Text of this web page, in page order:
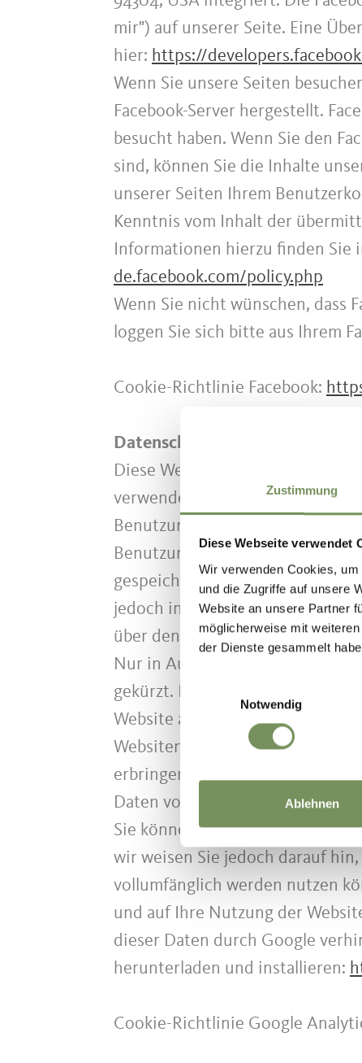
Zustimmung
Diese Webseite verwendet
Wir verwenden Cookies,
und die Zugriffe auf unsere
Website an unsere Partner
möglicherweise mit
der Dienste gesammelt
Einwilligungsauswahl
Notwendig
Ablehnen
mir") auf unserer Seite. Eine
hier: https://
Wenn Sie unsere Seiten
Facebook-Server hergestellt.
besucht haben. Wenn Sie den
sind, können Sie die Inhalte
unserer Seiten Ihrem
Kenntnis vom Inhalt der
Informationen hierzu finden Sie
de.facebook.com/policy.php
Wenn Sie nicht wünschen, dass
loggen Sie sich bitte aus Ihrem
Cookie-Richtlinie Facebook:
Datenschutzerklärung für die
Diese Website benutzt Google
verwendet sog. "Cookies",
Benutzung der Website durch
Benutzung dieser Website
gespeichert. Im Falle der
jedoch innerhalb von
über den Europäischen
Nur in Ausnahmefällen wird die
gekürzt. Im Auftrag des
Website auszuwerten, um
Websitenutzung und der
erbringen. Die im Rahmen von
Daten von Google
Sie können die Speicherung
wir weisen Sie jedoch darauf
vollumfänglich werden nutzen
und auf Ihre Nutzung der
dieser Daten durch Google
herunterladen und installieren:
Cookie-Richtlinie Google